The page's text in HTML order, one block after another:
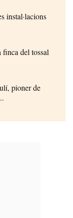
instal·lacions
del tossal
pioner de